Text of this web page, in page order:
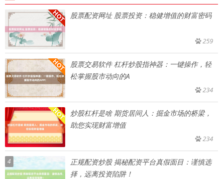
股票配资网址 股票投资：稳健增值的财富密码
259
股票交易软件 杠杆炒股指神器：一键操作，轻
松掌握股市动向的A
234
炒股杠杆是啥 期货居间人：掘金市场的桥梁，
助您实现财富增值
234
4
正规配资炒股 揭秘配资平台真假面目：谨慎选
择，远离投资陷阱！